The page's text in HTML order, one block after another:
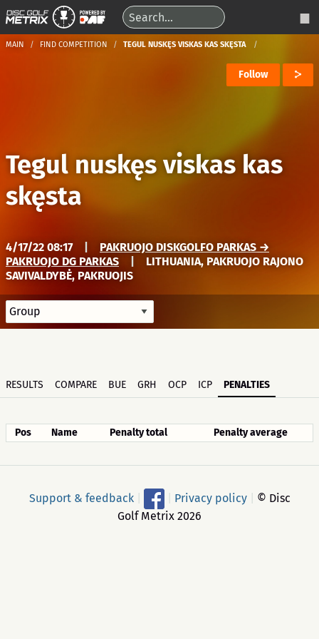
MAIN FIND COMPETITION TEGUL NUSKĘS VISKAS KAS SKĘSTA
Follow
Tegul nuskęs viskas kas
skęsta
4/17/22 08:17
PAKRUOJO DISKGOLFO PARKAS →
PAKRUOJO DG PARKAS
LITHUANIA, PAKRUOJO RAJONO
SAVIVALDYBĖ, PAKRUOJIS
RESULTS COMPARE BUE GRH OCP ICP PENALTIES
Pos Name Penalty total Penalty average
Support & feedback Privacy policy
© Disc
Golf Metrix 2026